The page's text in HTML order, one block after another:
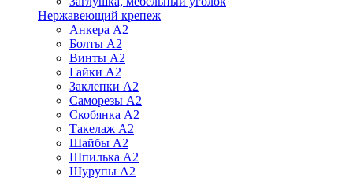
Нержавеющий крепеж
Анкера А2
Болты А2
Винты А2
Гайки А2
Заклепки А2
Саморезы А2
Скобянка А2
Такелаж А2
Шайбы А2
Шпилька А2
Шурупы А2